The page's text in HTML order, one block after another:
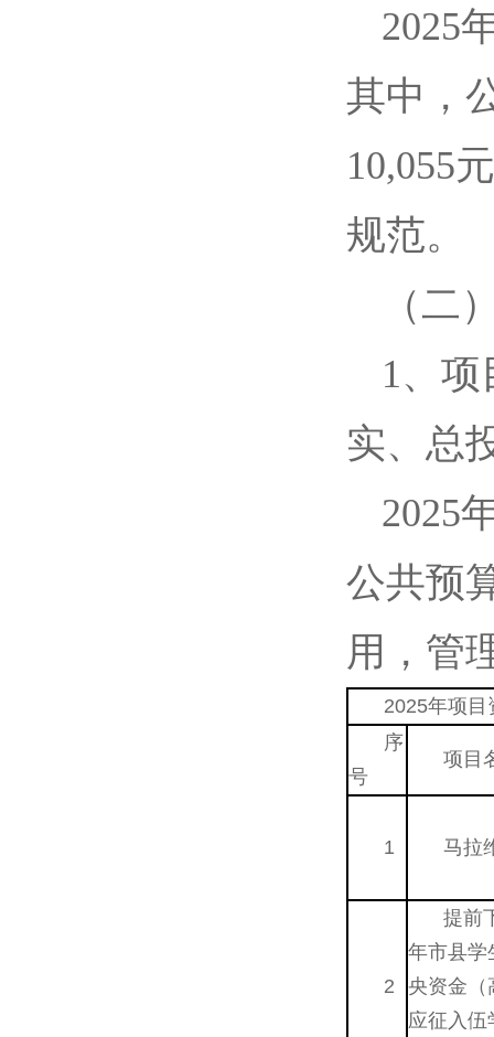
2025
其中，
10,055
规范。
（二
1、
实、总
2025
公共预
用，管
2025年项目
序
号
项目
1 马拉
2
提前
年市县学
央资金（
应征入伍